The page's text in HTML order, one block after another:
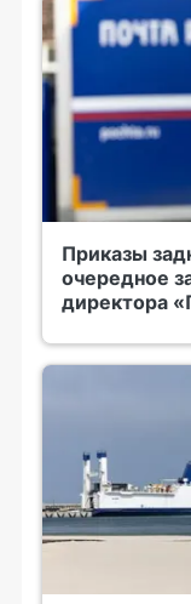
Приказы
очередное
директора